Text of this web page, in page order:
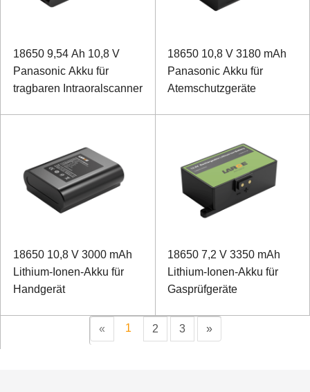
18650 9,54 Ah 10,8 V
Panasonic Akku für
tragbaren Intraoralscanner
18650 10,8 V 3180 mAh
Panasonic Akku für
Atemschutzgeräte
18650 10,8 V 3000 mAh
Lithium-Ionen-Akku für
Handgerät
18650 7,2 V 3350 mAh
Lithium-Ionen-Akku für
Gasprüfgeräte
« 1 2 3 »